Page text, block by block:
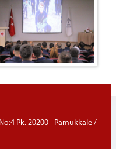
Pk. 20200 - Pamukkale /